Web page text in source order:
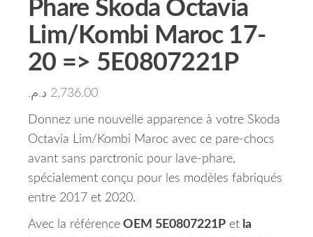
Phare Skoda Octavia
Lim/Kombi Maroc 17-
20 => 5E0807221P
2,736.00 د.م.
Donnez une nouvelle apparence à votre Skoda
Octavia Lim/Kombi Maroc avec ce pare-chocs
avant sans parctronic pour lave-phare,
spécialement conçu pour les modèles fabriqués
entre 2017 et 2020.
Avec la référence OEM 5E0807221P et la